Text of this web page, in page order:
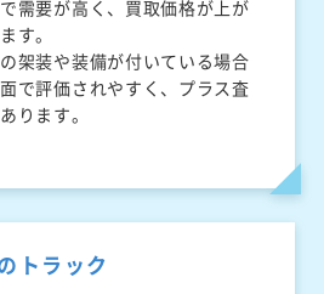
需要が高く、買取価格が上が
す。
架装や装備が付いている場合
で評価されやすく、プラス査
ります。
トラック